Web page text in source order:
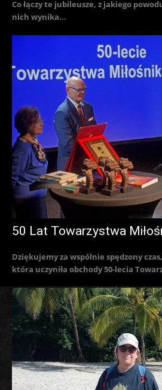
Co łączy te jubileusze, z jakiego
nich wynika...
50 Lat Towarzystwa
Dziękujemy za wspólnie spędzony
która uczyniła obchody 50-lecia